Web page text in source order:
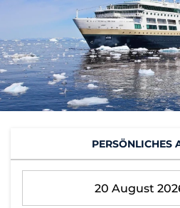
PERSÖNLICHES
20 August